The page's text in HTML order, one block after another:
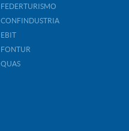
FEDERTURISMO
CONFINDUSTRIA
EBIT
FONTUR
QUAS